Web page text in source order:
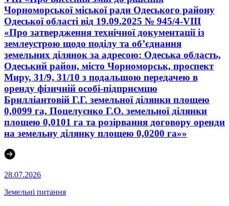
Чорноморської міської ради Одеського району
Одеської області від 19.09.2025 № 945/4-VIII
«Про затвердження технічної документації із
землеустрою щодо поділу та об’єднання
земельних ділянок за адресою: Одеська область,
Одеський район, місто Чорноморськ, проспект
Миру, 31/9, 31/10 з подальшою передачею в
оренду фізичній особі-підприємцю
Брилліантовій Г.Г. земельної ділянки площею
0,0099 га, Поцелуєнко Г.О. земельної ділянки
площею 0,0101 га та розірвання договору оренди
на земельну ділянку площею 0,0200 га»»
28.07.2026
Земельні питання